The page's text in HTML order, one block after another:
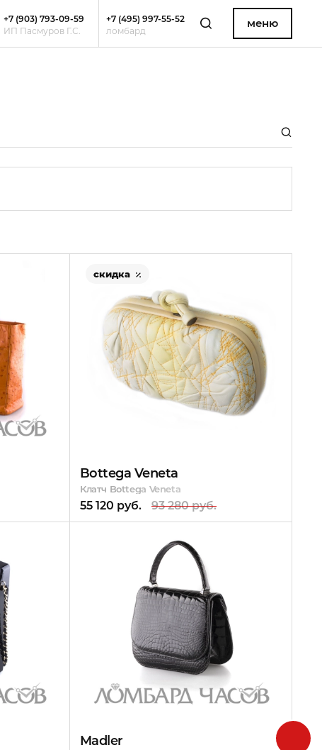
+7 (903) 793-09-59
ИП Пасмуров Г.С.
+7 (495) 997-55-52
ломбард
меню
Bottega Veneta
Клатч Bottega Veneta
55 120 руб. 93 280 руб.
скидка
Madler